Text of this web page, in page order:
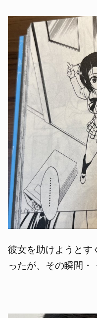
彼女を助けようとす
ったが、その瞬間・